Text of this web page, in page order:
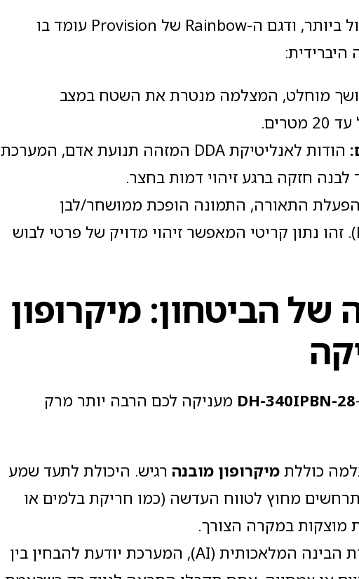
אבטחה בלילה היא האתגר הגדול ביותר, ודגם ה-Rainbow של Provision עומד בו
היברידית:
מוחלט, המצלמה מנטרת את השטח במצב
:
הודות לאנליטיקת DDA המזהה תנועת אדם, המערכת
חזקה ברגע זיהוי דמות בחצר.
התאורה, התמונה הופכת ממושחר/לבן
(Full Color). זהו נתון קריטי המאפשר זיהוי מדויק של פרטי לבוש
של הביטחון: מיקרופון
DH-340IPBN-28 מעניקה לכם הרבה יותר מרק
כוללת מיקרופון מובנהרגיש. היכולת לתעד שמע
מחוץ לטווח העדשה (כמו חריקת בלמים או
מוצקות במקרה הצורך.
בזכות הבינה המלאכותית (AI), המערכת יודעת להבחין בין